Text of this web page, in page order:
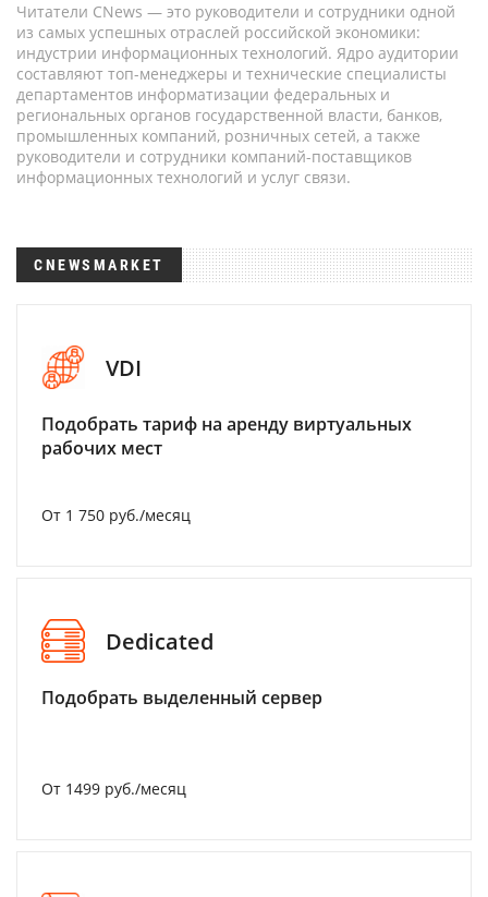
Читатели CNews — это руководители и сотрудники одной
из самых успешных отраслей российской экономики:
индустрии информационных технологий. Ядро аудитории
составляют топ-менеджеры и технические специалисты
департаментов информатизации федеральных и
региональных органов государственной власти, банков,
промышленных компаний, розничных сетей, а также
руководители и сотрудники компаний-поставщиков
информационных технологий и услуг связи.
CNEWSMARKET
VDI
Подобрать тариф на аренду виртуальных
рабочих мест
От 1 750 руб./месяц
Dedicated
Подобрать выделенный сервер
От 1499 руб./месяц